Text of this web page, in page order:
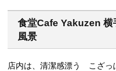
食堂Cafe Yakuzen
風景
店内は、清潔感漂う こざっ